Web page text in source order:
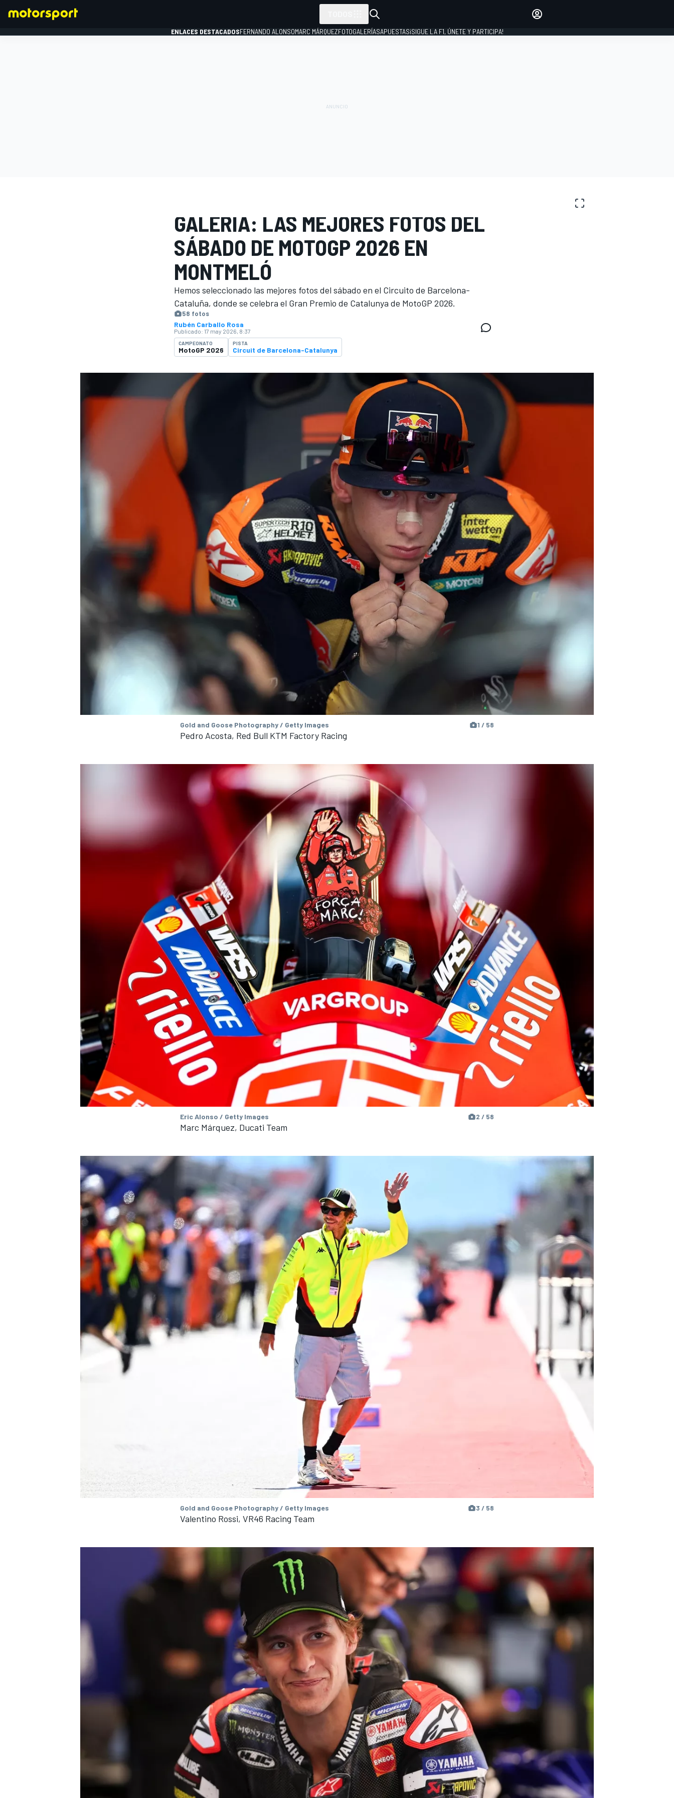
WRC
WEC FÓRMULA E
MÁS CATEGORÍAS
ENLACES DESTACADOSFERNANDO ALONSOMARC MÁRQUEZFOTOGALERÍASAPUESTAS¡SIGUE LA F1, ÚNETE Y PARTICIPA!
GALERÍA: LAS MEJORES FOTOS DEL
SÁBADO DE MOTOGP 2026 EN
MONTMELÓ
Hemos seleccionado las mejores fotos del sábado en el Circuito de Barcelona-
Cataluña, donde se celebra el Gran Premio de Catalunya de MotoGP 2026.
58 fotos
Rubén Carballo Rosa
Publicado: 17 may 2026, 8:37
CAMPEONATO
MotoGP 2026
PISTA
Circuit de Barcelona-Catalunya
Gold and Goose Photography / Getty Images 1 / 58
Pedro Acosta, Red Bull KTM Factory Racing
Eric Alonso / Getty Images 2 / 58
Marc Márquez, Ducati Team
Gold and Goose Photography / Getty Images 3 / 58
Valentino Rossi, VR46 Racing Team